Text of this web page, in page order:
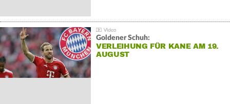
Goldener Schuh:
VERLEIHUNG FÜR KANE AM 19.
AUGUST